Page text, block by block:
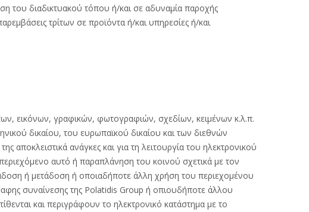
του διαδικτυακού τόπου ή/και σε αδυναμία παροχής
τρίτων σε προϊόντα ή/και υπηρεσίες ή/και
εικόνων, γραφικών, φωτογραφιών, σχεδίων, κειμένων κ.λ.π.
δικαίου, του ευρωπαϊκού δικαίου και των διεθνών
αποκλειστικά ανάγκες και για τη λειτουργία του ηλεκτρονικού
αυτό ή παραπλάνηση του κοινού σχετικά με τον
ή μετάδοση ή οποιαδήποτε άλλη χρήση του περιεχομένου
συναίνεσης της Polatidis Group ή οπιουδήποτε άλλου
και περιγράφουν το ηλεκτρονικό κατάστημα με το